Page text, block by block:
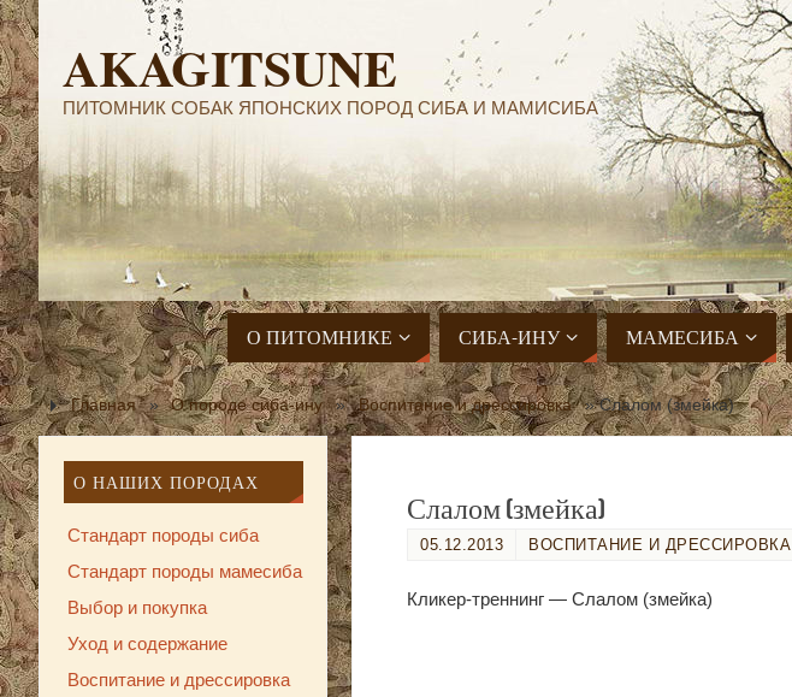
AKAGITSUNE
ПИТОМНИК СОБАК ЯПОНСКИХ ПОРОД СИБА И МАМИСИБА
О ПИТОМНИКЕ СИБА-ИНУ МАМЕСИБА
Главная » О породе сиба-ину » Воспитание и дрессировка »Слалом (змейка)
Слалом (змейка)
05.12.2013 ВОСПИТАНИЕ И ДРЕССИРОВКА
Кликер-треннинг — Слалом (змейка)
О НАШИХ ПОРОДАХ
Стандарт породы сиба
Стандарт породы мамесиба
Выбор и покупка
Уход и содержание
Воспитание и дрессировка